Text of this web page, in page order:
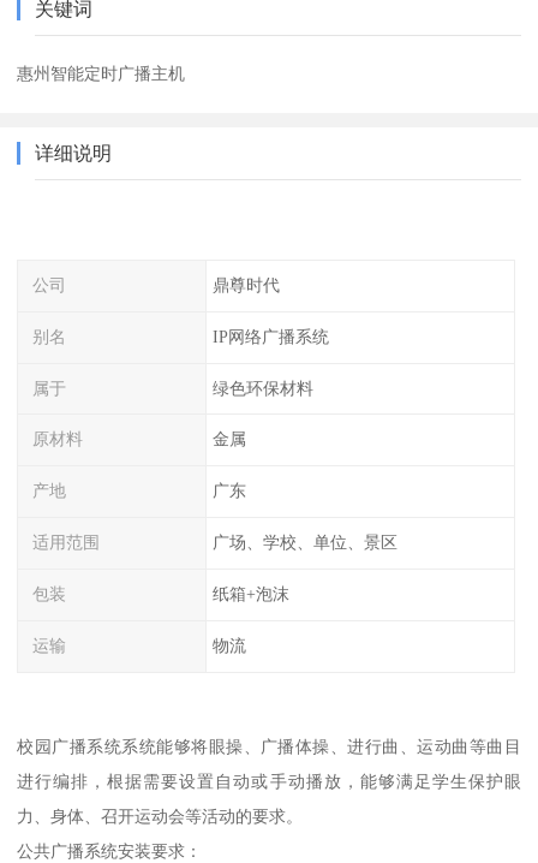
关键词
惠州智能定时广播主机
详细说明
公司 鼎尊时代
别名 IP网络广播系统
属于 绿色环保材料
原材料 金属
产地 广东
适用范围 广场、学校、单位、景区
包装 纸箱+泡沫
运输 物流
校园广播系统系统能够将眼操、广播体操、进行曲、运动曲等曲目
进行编排，根据需要设置自动或手动播放，能够满足学生保护眼
力、身体、召开运动会等活动的要求。
公共广播系统安装要求：